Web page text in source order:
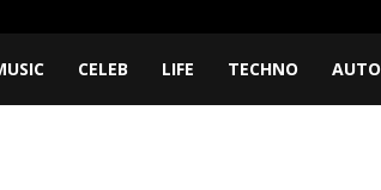
CELEB LIFE TECHNO AUTO